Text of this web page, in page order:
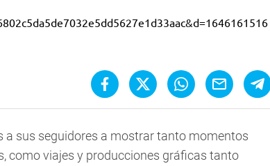
a sus seguidores a mostrar tanto momentos
como viajes y producciones gráficas tanto